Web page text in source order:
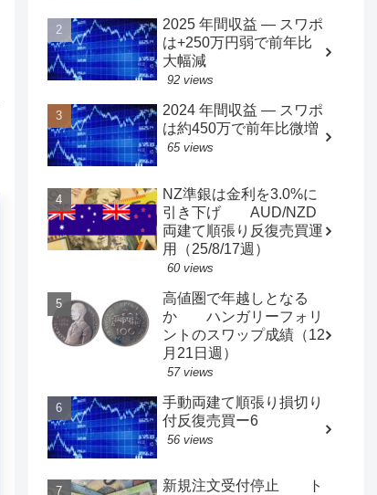
2025 年間収益 — スワポ
は+250万円弱で前年比
大幅減
92 views
2024 年間収益 — スワポ
は約450万で前年比微増
65 views
NZ準銀は金利を3.0%に
引き下げ AUD/NZD
両建て順張り反復売買運
用（25/8/17週）
60 views
高値圏で年越しとなる
か ハンガリーフォリ
ントのスワップ成績（12
月21日週）
57 views
手動両建て順張り損切り
付反復売買ー6
56 views
新規注文受付停止 ト